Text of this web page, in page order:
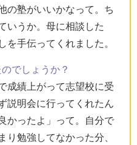
の塾がいいかなって。ち
いうか。母に相談した
手伝ってくれました。
でしょうか？
成績上がって志望校に受
説明会に行ってくれたん
かったよ」って。自分で
勉強してなかった分、